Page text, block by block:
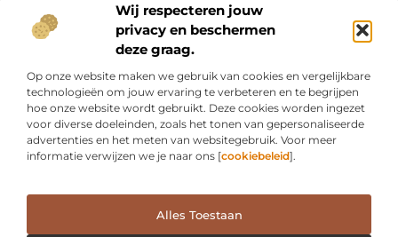
Wij respecteren jouw
privacy en beschermen
deze graag.
Op onze website maken we gebruik van cookies en vergelijkbare
technologieën om jouw ervaring te verbeteren en te begrijpen
hoe onze website wordt gebruikt. Deze cookies worden ingezet
voor diverse doeleinden, zoals het tonen van gepersonaliseerde
advertenties en het meten van websitegebruik. Voor meer
informatie verwijzen we je naar ons [cookiebeleid].
Alles Toestaan
het dagelijks leven boeiend maakt.
Bericht categorie
Onze informatie